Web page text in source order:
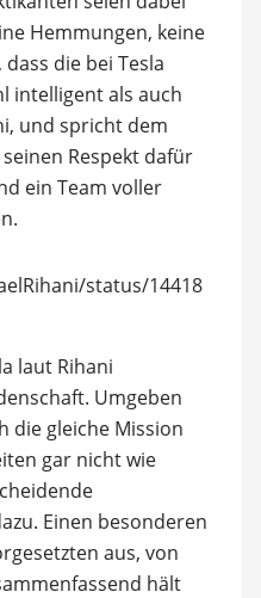
Hemmungen, keine
die bei Tesla
intelligent als auch
und spricht dem
Respekt dafür
ein Team voller
status/14418
laut Rihani
Umgeben
die gleiche Mission
gar nicht wie
Einen besonderen
aus, von
hält